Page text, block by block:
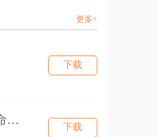
更多+
下载
丧尸猎人:致命解药
下载